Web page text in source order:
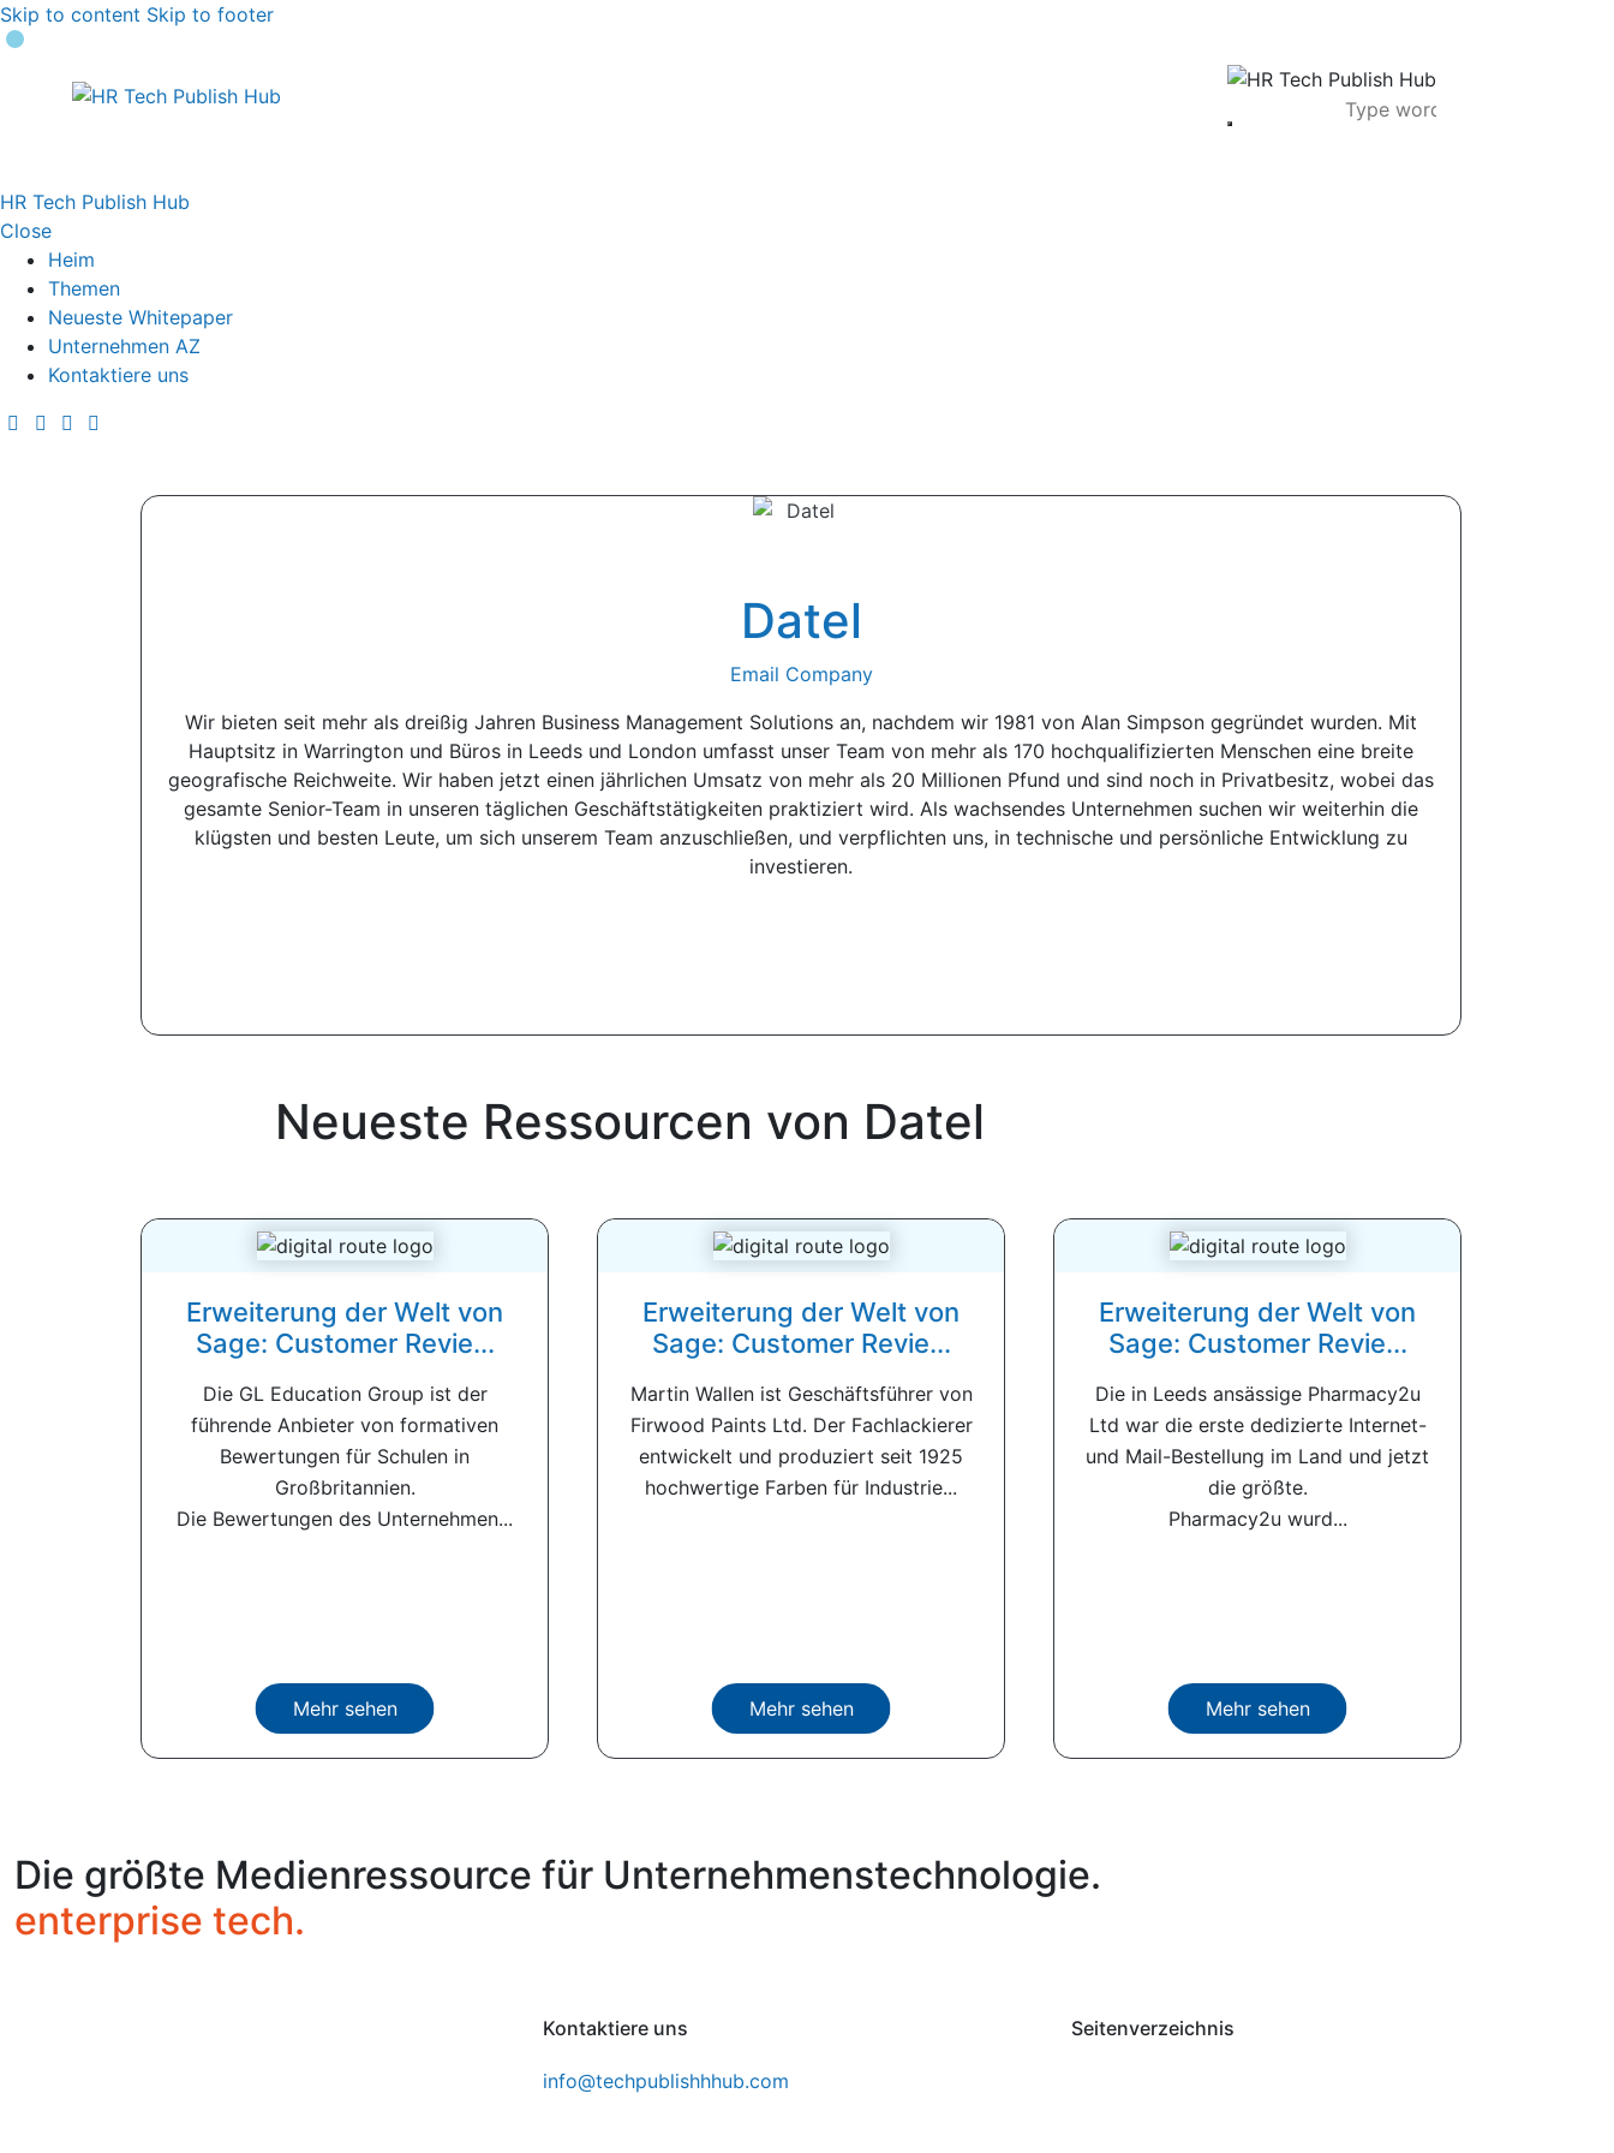
Skip to content Skip to footer
HR Tech Publish Hub
Close
Heim
Themen
Neueste Whitepaper
Unternehmen AZ
Kontaktiere uns
Datel
Email Company
Wir bieten seit mehr als dreißig Jahren Business Management Solutions an, nachdem wir 1981 von Alan Simpson gegründet wurden. Mit
Hauptsitz in Warrington und Büros in Leeds und London umfasst unser Team von mehr als 170 hochqualifizierten Menschen eine breite
geografische Reichweite. Wir haben jetzt einen jährlichen Umsatz von mehr als 20 Millionen Pfund und sind noch in Privatbesitz, wobei das
gesamte Senior-Team in unseren täglichen Geschäftstätigkeiten praktiziert wird. Als wachsendes Unternehmen suchen wir weiterhin die
klügsten und besten Leute, um sich unserem Team anzuschließen, und verpflichten uns, in technische und persönliche Entwicklung zu
investieren.
Neueste Ressourcen von Datel
Erweiterung der Welt von
Sage: Customer Revie...
Die GL Education Group ist der
führende Anbieter von formativen
Bewertungen für Schulen in
Großbritannien.
Die Bewertungen des Unternehmen...
Mehr sehen
Erweiterung der Welt von
Sage: Customer Revie...
Martin Wallen ist Geschäftsführer von
Firwood Paints Ltd. Der Fachlackierer
entwickelt und produziert seit 1925
hochwertige Farben für Industrie...
Mehr sehen
Erweiterung der Welt von
Sage: Customer Revie...
Die in Leeds ansässige Pharmacy2u
Ltd war die erste dedizierte Internet-
und Mail-Bestellung im Land und jetzt
die größte.
Pharmacy2u wurd...
Mehr sehen
Die größte Medienressource für Unternehmenstechnologie.
enterprise tech.
Kontaktiere uns
info@techpublishhhub.com
Seitenverzeichnis